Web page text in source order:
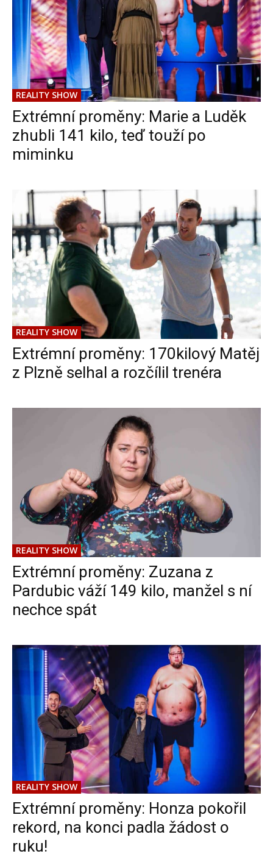
REALITY SHOW
Extrémní proměny: Marie a Luděk
zhubli 141 kilo, teď touží po
miminku
REALITY SHOW
Extrémní proměny: 170kilový Matěj
z Plzně selhal a rozčílil trenéra
REALITY SHOW
Extrémní proměny: Zuzana z
Pardubic váží 149 kilo, manžel s ní
nechce spát
REALITY SHOW
Extrémní proměny: Honza pokořil
rekord, na konci padla žádost o
ruku!